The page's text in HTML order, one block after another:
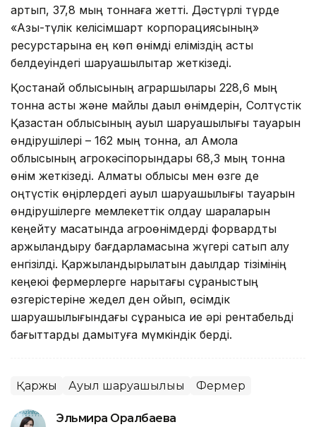
артып, 37,8 мың тоннаға жетті. Дәстүрлі түрде
«Азық-түлік келісімшарт корпорациясының»
ресурстарына ең көп өнімді еліміздің астық
белдеуіндегі шаруашылықтар жеткізеді.
Қостанай облысының аграршылары 228,6 мың
тонна астық және майлы дақыл өнімдерін, Солтүстік
Қазақстан облысының ауыл шаруашылығы тауарын
өндірушілері – 162 мың тонна, ал Ақмола
облысының агрокәсіпорындары 68,3 мың тонна
өнім жеткізеді. Алматы облысы мен өзге де
оңтүстік өңірлердегі ауыл шаруашылығы тауарын
өндірушілерге мемлекеттік қолдау шараларын
кеңейту мақсатында агроөнімдерді форвардтық
қаржыландыру бағдарламасына жүгері сатып алу
енгізілді. Қаржыландырылатын дақылдар тізімінің
кеңеюі фермерлерге нарықтағы сұраныстың
өзгерістеріне жедел ден қойып, өсімдік
шаруашылығындағы сұранысқа ие әрі рентабельді
бағыттарды дамытуға мүмкіндік берді.
Қаржы Ауыл шаруашылығы Фермер
Эльмира Оралбаева